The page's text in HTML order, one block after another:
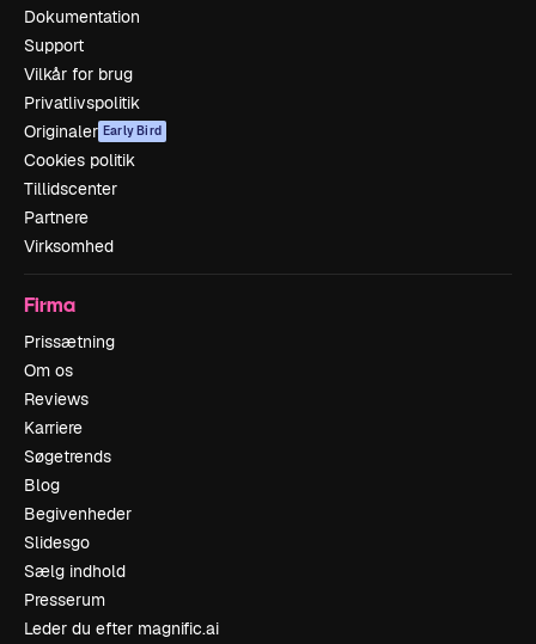
Dokumentation
Support
Vilkår for brug
Privatlivspolitik
Originaler Early Bird
Cookies politik
Tillidscenter
Partnere
Virksomhed
Firma
Prissætning
Om os
Reviews
Karriere
Søgetrends
Blog
Begivenheder
Slidesgo
Sælg indhold
Presserum
Leder du efter magnific.ai